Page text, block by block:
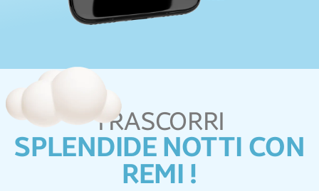
TRASCORRI
SPLENDIDE NOTTI CON
REMI !